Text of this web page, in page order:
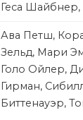
Геса
Ава Петш,
Зельд, Мари
Голо Ойлер,
Гирман,
Биттенауэр,